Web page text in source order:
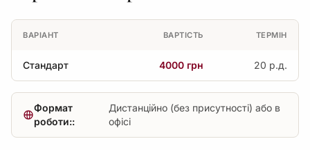
ВАРІАНТ ВАРТІСТЬ ТЕРМІН
Стандарт 4000 грн 20 р.д.
Формат
роботи::
Дистанційно (без присутності) або в
офісі